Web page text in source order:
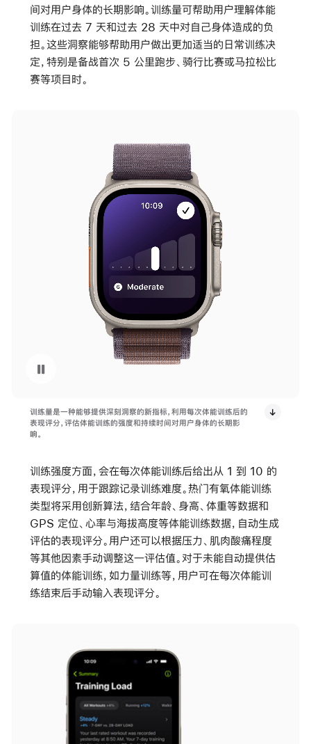
间对用户身体的长期影响。训练量可帮助用户理解体能
训练在过去 7 天和过去 28 天中对自己身体造成的负
担。这些洞察能够帮助用户做出更加适当的日常训练决
定，特别是备战首次 5 公里跑步、骑行比赛或马拉松比
赛等项目时。
重播视频 Apple Watch Ultra 上显示的训练量统计数据
训练量是一种能够提供深刻洞察的新指标，利用每次体能训练后的
表现评分，评估体能训练的强度和持续时间对用户身体的长期影
响。
训练强度方面，会在每次体能训练后给出从 1 到 10 的
表现评分，用于跟踪记录训练难度。热门有氧体能训练
类型将采用创新算法，结合年龄、身高、体重等数据和
GPS 定位、心率与海拔高度等体能训练数据，自动生成
评估的表现评分。用户还可以根据压力、肌肉酸痛程度
等其他因素手动调整这一评估值。对于未能自动提供估
算值的体能训练，如力量训练等，用户可在每次体能训
练结束后手动输入表现评分。